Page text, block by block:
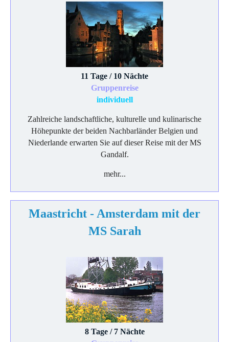
11 Tage / 10 Nächte
Gruppenreise
individuell
Zahlreiche landschaftliche, kulturelle und kulinarische
Höhepunkte der beiden Nachbarländer Belgien und
Niederlande erwarten Sie auf dieser Reise mit der MS
Gandalf.
mehr...
Maastricht - Amsterdam mit der
MS Sarah
8 Tage / 7 Nächte